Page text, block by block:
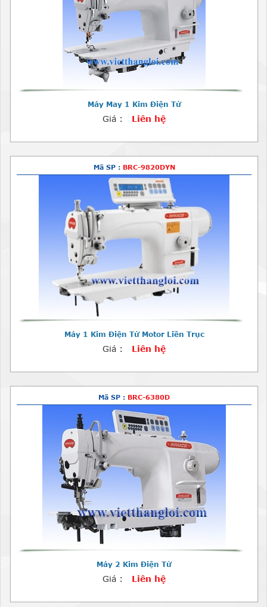
Máy May 1 Kim Điện Tử
Giá : Liên hệ
Mã SP : BRC-9820DYN
Máy 1 Kim Điện Tử Motor Liền Trục
Giá : Liên hệ
Mã SP : BRC-6380D
Máy 2 Kim Điện Tử
Giá : Liên hệ